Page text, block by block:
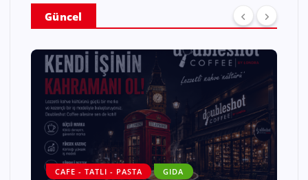
Güncel
CAFE - TATLI - PASTA GIDA